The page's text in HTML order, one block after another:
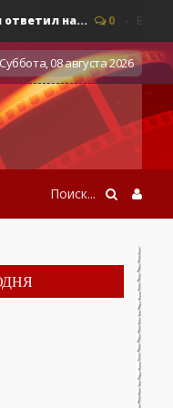
на... 0 Военные
Суббота, 08 августа 2026